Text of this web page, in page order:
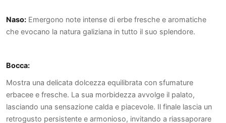
Naso: Emergono note intense di erbe fresche e aromatiche
che evocano la natura galiziana in tutto il suo splendore.
Bocca:
Mostra una delicata dolcezza equilibrata con sfumature
erbacee e fresche. La sua morbidezza avvolge il palato,
lasciando una sensazione calda e piacevole. Il finale lascia un
retrogusto persistente e armonioso, invitando a riassaporare